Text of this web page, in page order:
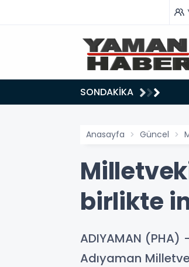
SONDAKİKA
Anasayfa Güncel
birlikte
ADIYAMAN (PHA)
Adıyaman